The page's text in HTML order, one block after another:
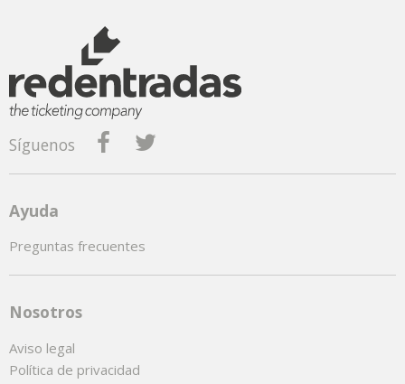
Síguenos
Ayuda
Preguntas frecuentes
Nosotros
Aviso legal
Política de privacidad